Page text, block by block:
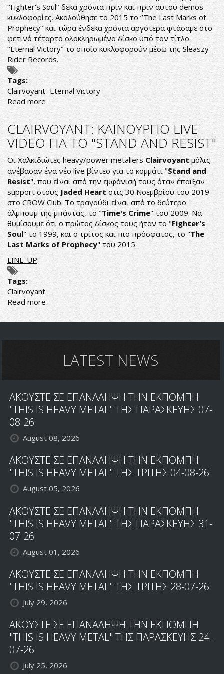
‘’Fighter's Soul’’ δέκα χρόνια πριν και πριν αυτού demos
κυκλοφορίες. Ακολούθησε το 2015 το ‘’The Last Marks of
Prophecy’’ και τώρα ένδεκα χρόνια αργότερα φτάσαμε στο
φετινό τέταρτο ολοκληρωμένο δίσκο υπό τον τίτλο
‘’Eternal Victory’’ το οποίο κυκλοφορούν μέσω της Sleaszy
Rider Records.
Tags:
Clairvoyant Eternal Victory
Read more about
THE
FORTH
METAL
VICTORY
CLAIRVOYANT: KAINOYΡΓΙΟ LIVE
VIDEO ΓΙΑ ΤΟ "STAND AND RESIST"
Οι Χαλκιδιώτες heavy/power metallers Clairvoyantμόλις
ανέβασαν ένα νέο live βίντεο για το κομμάτι "Stand and
Resist", που είναι από την εμφάνισή τους όταν έπαιξαν
support στους Jaded Heart στις 30 Νοεμβρίου του 2019
στο CROW Club. Το τραγούδι είναι από το δεύτερο
άλμπουμ της μπάντας, το "Time's Crime" του 2009. Να
θυμίσουμε ότι ο πρώτος δίσκος τους ήταν το "Fighter's
Soul" το 1999, και ο τρίτος και πιο πρόσφατος, το "The
Last Marks of Prophecy" του 2015.
LINE-UP:
Tags:
Clairvoyant
Read more about
CLAIRVOYANT:
KAINOYΡΓΙΟ
RESIST"
LATEST NEWS
ΑΚΟΥΣΤΕ ΣΕ ΕΠΑΝΑΛΗΨΗ ΤΗΝ ΕΚΠΟΜΠΗ
"THIS IS HEAVY METAL" ΤΗΣ ΠΑΡΑΣΚΕΥΗΣ 07-
08-26
August 08, 2026
ΑΚΟΥΣΤΕ ΣΕ ΕΠΑΝΑΛΗΨΗ ΤΗΝ ΕΚΠΟΜΠΗ
"THIS IS HEAVY METAL" ΤΗΣ ΤΡΙΤΗΣ 04-08-26
August 05, 2026
ΑΚΟΥΣΤΕ ΣΕ ΕΠΑΝΑΛΗΨΗ ΤΗΝ ΕΚΠΟΜΠΗ
"THIS IS HEAVY METAL" ΤΗΣ ΠΑΡΑΣΚΕΥΗΣ 31-
07-26
August 01, 2026
ΑΚΟΥΣΤΕ ΣΕ ΕΠΑΝΑΛΗΨΗ ΤΗΝ ΕΚΠΟΜΠΗ
"THIS IS HEAVY METAL" ΤΗΣ ΤΡΙΤΗΣ 28-07-26
July 29, 2026
ΑΚΟΥΣΤΕ ΣΕ ΕΠΑΝΑΛΗΨΗ ΤΗΝ ΕΚΠΟΜΠΗ
"THIS IS HEAVY METAL" ΤΗΣ ΠΑΡΑΣΚΕΥΗΣ 24-
07-26
July 25, 2026